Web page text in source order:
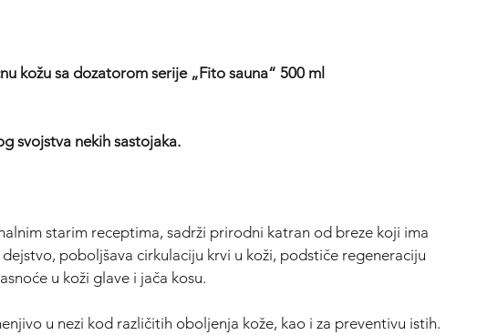
kožu sa dozatorom serije „Fito sauna“ 500 ml
svojstva nekih sastojaka.
starim receptima, sadrži prirodni katran od breze koji ima
poboljšava cirkulaciju krvi u koži, podstiče regeneraciju
u koži glave i jača kosu.
u nezi kod različitih oboljenja kože, kao i za preventivu istih.